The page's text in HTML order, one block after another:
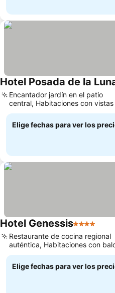
Hotel Posada de la
Encantador jardín en el patio
central, Habitaciones con vistas
volcán
Elige fechas para ver los
Hotel Genessis4 Estrellas
Restaurante de cocina regional
auténtica, Habitaciones con
patio privado
Elige fechas para ver los